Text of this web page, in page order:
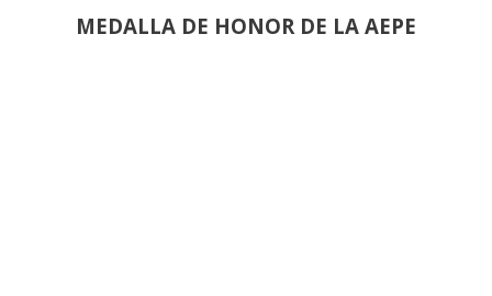
MEDALLA DE HONOR DE LA AEPE